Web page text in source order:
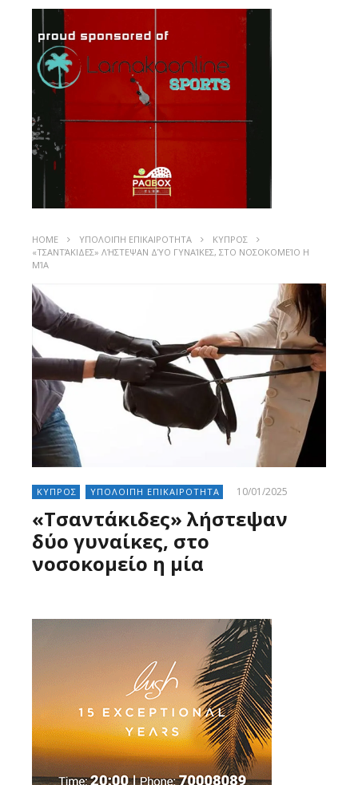
HOME ΥΠΟΛΟΙΠΗ ΕΠΙΚΑΙΡΟΤΗΤΑ
ΚΥΠΡΟΣ
«ΤΣΑΝΤΆΚΙΔΕΣ» ΛΉΣΤΕΨΑΝ ΔΎΟ ΓΥΝΑΊΚΕΣ, ΣΤΟ ΝΟΣΟΚΟΜΕΊΟ Η
ΜΊΑ
ΚΥΠΡΟΣ ΥΠΟΛΟΙΠΗ ΕΠΙΚΑΙΡΟΤΗΤΑ 10/01/2025
«Τσαντάκιδες» λήστεψαν
δύο γυναίκες, στο
νοσοκομείο η μία